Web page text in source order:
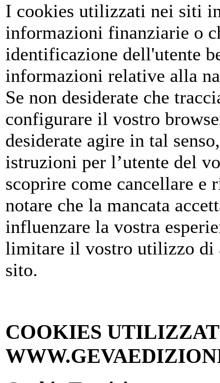
I cookies utilizzati nei siti
informazioni finanziarie o
identificazione dell'utente
informazioni relative alla
Se non desiderate che
configurare il vostro
desiderate agire in tal
istruzioni per l’utente del
scoprire come cancellare
notare che la mancata
influenzare la vostra
limitare il vostro utilizzo di
sito.
COOKIES